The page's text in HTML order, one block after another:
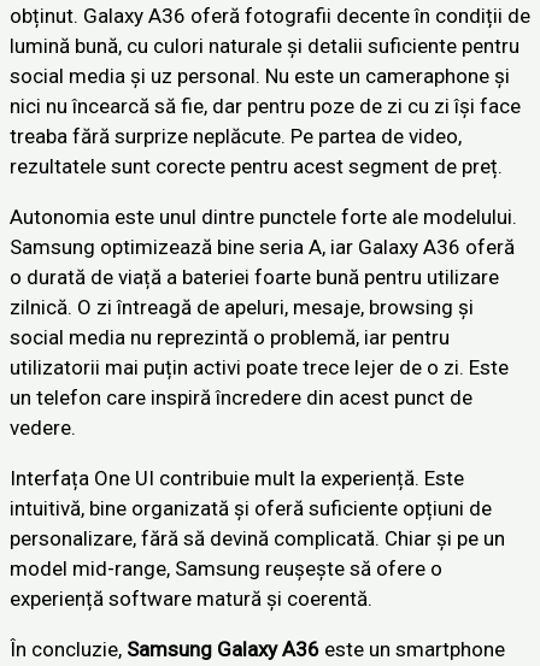
obținut. Galaxy A36 oferă fotografii decente în condiții de
lumină bună, cu culori naturale și detalii suficiente pentru
social media și uz personal. Nu este un cameraphone și
nici nu încearcă să fie, dar pentru poze de zi cu zi își face
treaba fără surprize neplăcute. Pe partea de video,
rezultatele sunt corecte pentru acest segment de preț.
Autonomia este unul dintre punctele forte ale modelului.
Samsung optimizează bine seria A, iar Galaxy A36 oferă
o durată de viață a bateriei foarte bună pentru utilizare
zilnică. O zi întreagă de apeluri, mesaje, browsing și
social media nu reprezintă o problemă, iar pentru
utilizatorii mai puțin activi poate trece lejer de o zi. Este
un telefon care inspiră încredere din acest punct de
vedere.
Interfața One UI contribuie mult la experiență. Este
intuitivă, bine organizată și oferă suficiente opțiuni de
personalizare, fără să devină complicată. Chiar și pe un
model mid-range, Samsung reușește să ofere o
experiență software matură și coerentă.
În concluzie, Samsung Galaxy A36 este un smartphone